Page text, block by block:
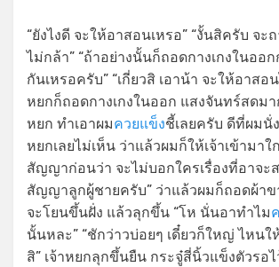
“ยังไงดี จะให้อาสอนเหรอ” “งั้นสิครับ จ
ไม่กล้า” “ถ้าอย่างนั้นก็ถอดกางเกงในออก
กันเหรอครับ” “เกี่ยวสิ เอาน้า จะให้อาสอ
หยกก็ถอดกางเกงในออก แสงจันทร์สดมา
หยก ทำเอาผมควยแข็งชี้เลยครับ ดีที่ผมนั่
หยกเลยไม่เห็น ว่าแล้วผมก็ให้เจ้าเข้ามาใ
สัญญาก่อนว่า จะไม่บอกใครเรื่องที่อาจะ
สัญญาลูกผู้ชายครับ” ว่าแล้วผมก็ถอดผ้า
จะโยนขึ้นฝั่ง แล้วลุกขึ้น “โห นั่นอาทำไม
นั้นหละ” “ชักว่าวบ่อยๆ เดี๋ยวก็ใหญ่ ไหนใ
สิ” เจ้าหยกลุกขึ้นยืน กระจู๋สี่นิ้วแข็งตัวรอไ